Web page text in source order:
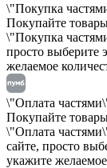
\"Покупка
Покупайте
\"Покупка
просто выберите
желаемое
\"Оплата
Покупайте
\"Оплата
сайте, просто
укажите